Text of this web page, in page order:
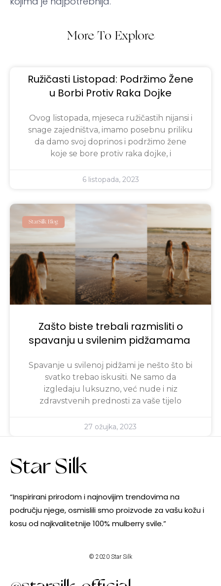
More To Explore
Ružičasti Listopad: Podržimo Žene
u Borbi Protiv Raka Dojke
Ovog listopada, mjeseca ružičastih nijansi i
snage zajedništva, imamo posebnu priliku
da damo svoj doprinos i podržimo žene
koje se bore protiv raka dojke, i
6 listopada, 2023
StarSilk Blog
Zašto biste trebali razmisliti o
spavanju u svilenim pidžamama
Spavanje u svilenoj pidžami je nešto što bi
svatko trebao iskusiti. Ne samo da
izgledaju luksuzno, već nude i niz
zdravstvenih prednosti za vaše tijelo
27 ožujka, 2023
Star Silk
“Inspirirani prirodom i najnovijim trendovima na
području njege, osmislili smo proizvode za vašu kožu i
kosu od najkvalitetnije 100% mulberry svile.”
© 2020 Star Silk